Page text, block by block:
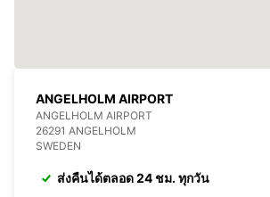
ANGELHOLM AIRPORT
ANGELHOLM AIRPORT
26291 ANGELHOLM
SWEDEN
ส่งคืนได้ตลอด 24 ชม. ทุกวัน